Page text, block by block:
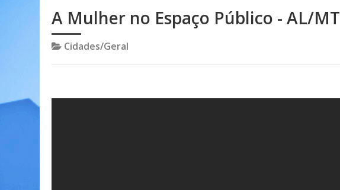
A Mulher no Espaço Público - AL/MT
Cidades/Geral